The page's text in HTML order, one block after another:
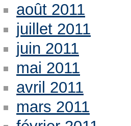
août 2011
juillet 2011
juin 2011
mai 2011
avril 2011
mars 2011